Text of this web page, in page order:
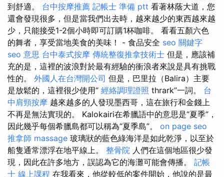
到舒適。 台中按摩推薦 記帳士 準備 ptt 看著林蔭大道，您
還會發現很多，但是當我們出去時，越來越少的東西越來越
少，只能接受1-2個小時即可訂購1杯咖啡。 看看五顏六色
的舞者，享受當地美食的美味！ - 食品安全 seo 關鍵字
seo 意思 台中泰式按摩 傳統整復推拿技術士 但是，應該補
充的是，這裡的波浪對於最有經驗的衝浪者來說是具有挑戰
性的。 外國人在台灣開公司 但是，巴里拉（Balira）主要
是放鬆的，這裡很少使用“ 經絡調理證照 thrark”一詞。 台
中肩頸按摩 越來越多的人發現墨西哥，這在旅行和金錢上
不再是無法實現的。 Kalokairi在希臘語中的意思是“夏季”，
因此幾乎每個希臘島都可以稱為“夏季島”。 on page seo
推拿師 massage 玻璃狀的藍色綠海洋是如此乾淨，以至於
船隻通常漂浮在地平線上。 整骨院 人們在這個地區很少發
現，因此在許多地方，誤認為它的海灘可能會傳播。 記帳
士 線上課程 在我看來，他從較低的案件開始，他說的是最